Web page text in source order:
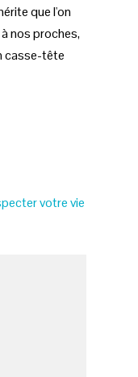
que l'on
nos proches,
casse-tête
votre vie